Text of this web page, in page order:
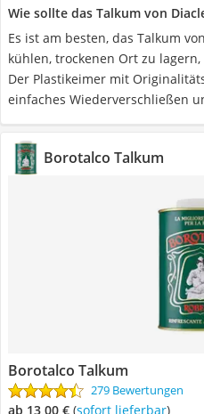
Wie sollte das Talkum von
Es ist am besten, das Talkum
kühlen, trockenen Ort zu
Der Plastikeimer mit
einfaches Wiederverschließen
Borotalco Talkum
Borotalco Talkum
279 Bewertungen
ab 13,00 € ( Sofort lieferbar)